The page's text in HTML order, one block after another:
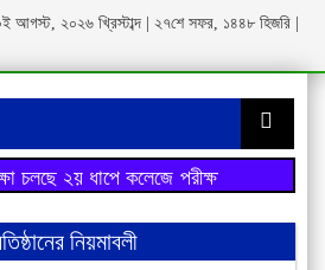
আগস্ট, ২০২৬ খ্রিস্টাব্দ | ২৭শে সফর, ১৪৪৮ হিজরি |
২য় ধাপে কলেজে পরীক্ষা চলছে
চলছে
নিয়মাবলী